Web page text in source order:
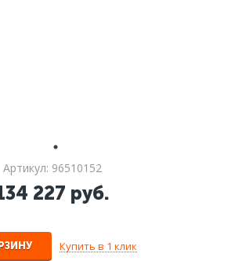
Артикул: 96510152
227 руб.
Купить в 1 клик